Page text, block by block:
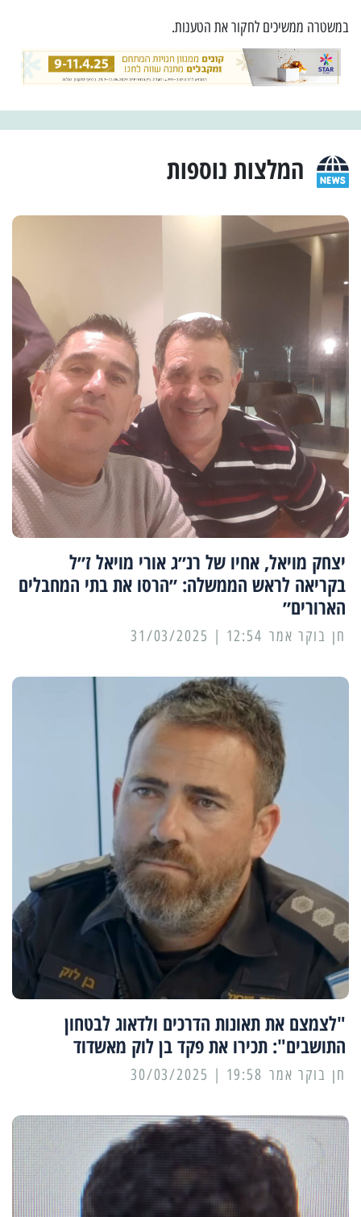
במשטרה ממשיכים לחקור את הטענות.
המלצות נוספות
יצחק מויאל, אחיו של רנ״ג אורי מויאל ז״ל
בקריאה לראש הממשלה: ״הרסו את בתי המחבלים
הארורים״
12:54 | 31/03/2025
"לצמצם את תאונות הדרכים ולדאוג לבטחון
התושבים": תכירו את פקד בן לוק מאשדוד
19:58 | 30/03/2025